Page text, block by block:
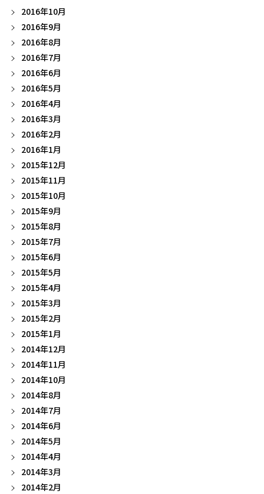
2016年10月
2016年9月
2016年8月
2016年7月
2016年6月
2016年5月
2016年4月
2016年3月
2016年2月
2016年1月
2015年12月
2015年11月
2015年10月
2015年9月
2015年8月
2015年7月
2015年6月
2015年5月
2015年4月
2015年3月
2015年2月
2015年1月
2014年12月
2014年11月
2014年10月
2014年8月
2014年7月
2014年6月
2014年5月
2014年4月
2014年3月
2014年2月